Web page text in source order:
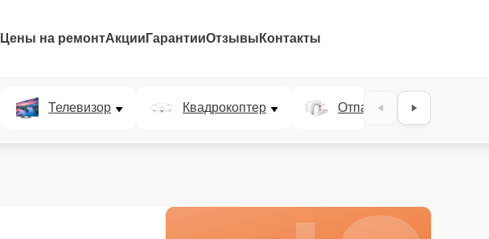
Цены на ремонтАкции ГарантииОтзывы Контакты
Телевизор Квадрокоптер Отпариватель